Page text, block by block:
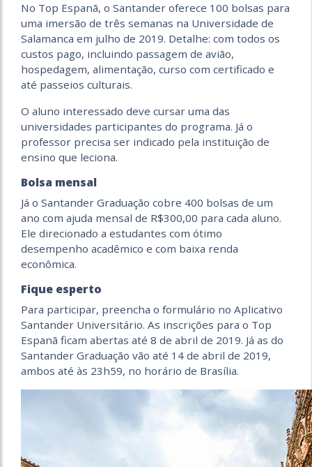
No Top Espanã, o Santander oferece 100 bolsas para
uma imersão de três semanas na Universidade de
Salamanca em julho de 2019. Detalhe: com todos os
custos pago, incluindo passagem de avião,
hospedagem, alimentação, curso com certificado e
até passeios culturais.
O aluno interessado deve cursar uma das
universidades participantes do programa. Já o
professor precisa ser indicado pela instituição de
ensino que leciona.
Bolsa mensal
Já o Santander Graduação cobre 400 bolsas de um
ano com ajuda mensal de R$300,00 para cada aluno.
Ele direcionado a estudantes com ótimo
desempenho acadêmico e com baixa renda
econômica.
Fique esperto
Para participar, preencha o formulário no Aplicativo
Santander Universitário. As inscrições para o Top
Espanã ficam abertas até 8 de abril de 2019. Já as do
Santander Graduação vão até 14 de abril de 2019,
ambos até às 23h59, no horário de Brasília.